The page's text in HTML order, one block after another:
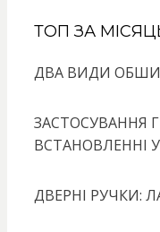
ТОП ЗА
ДВА ВИДИ
ЗАСТОСУВАННЯ
ВСТАНОВЛЕННІ
ДВЕРНІ РУЧКИ: